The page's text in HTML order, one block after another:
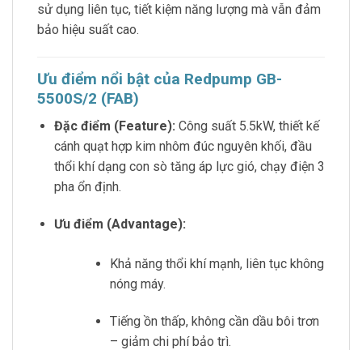
sử dụng liên tục, tiết kiệm năng lượng mà vẫn đảm
bảo hiệu suất cao.
Ưu điểm nổi bật của Redpump GB-
5500S/2 (FAB)
Đặc điểm (Feature): Công suất 5.5kW, thiết kế
cánh quạt hợp kim nhôm đúc nguyên khối, đầu
thổi khí dạng con sò tăng áp lực gió, chạy điện 3
pha ổn định.
Ưu điểm (Advantage):
Khả năng thổi khí mạnh, liên tục không
nóng máy.
Tiếng ồn thấp, không cần dầu bôi trơn
– giảm chi phí bảo trì.